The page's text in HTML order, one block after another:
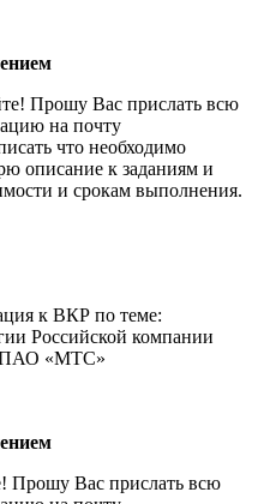
Прошу Вас прислать всю
на почту
что необходимо
описание к заданиям и
и срокам выполнения.
к ВКР по теме:
Российской компании
ПАО «МТС»
Прошу Вас прислать всю